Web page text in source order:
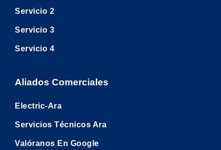
Servicio 2
Servicio 3
Servicio 4
Aliados Comerciales
Electric-Ara
Servicios Técnicos Ara
Valóranos En Google